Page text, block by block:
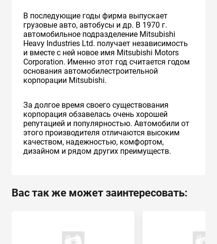
В последующие годы фирма выпускает
грузовые авто, автобусы и др. В 1970 г.
автомобильное подразделение Mitsubishi
Heavy Industries Ltd. получает независимость
и вместе с ней новое имя Mitsubishi Motors
Corporation. Именно этот год считается годом
основания автомобилестроительной
корпорации Mitsubishi.
За долгое время своего существования
корпорация обзавелась очень хорошей
репутацией и популярностью. Автомобили от
этого производителя отличаются высоким
качеством, надежностью, комфортом,
дизайном и рядом других преимуществ.
Вас так же может заинтересовать: